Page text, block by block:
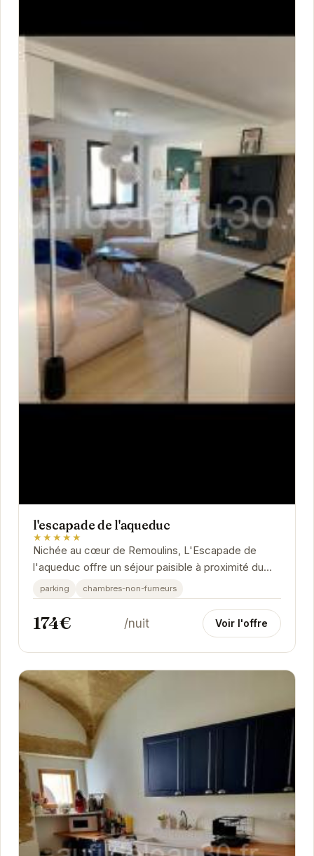
l'escapade de l'aqueduc
★★★★★
Nichée au cœur de Remoulins, L'Escapade de
l'aqueduc offre un séjour paisible à proximité du
célèbre Pont du Gard. Ce logement charmant...
parking chambres-non-fumeurs
174€ /nuit Voir l'offre